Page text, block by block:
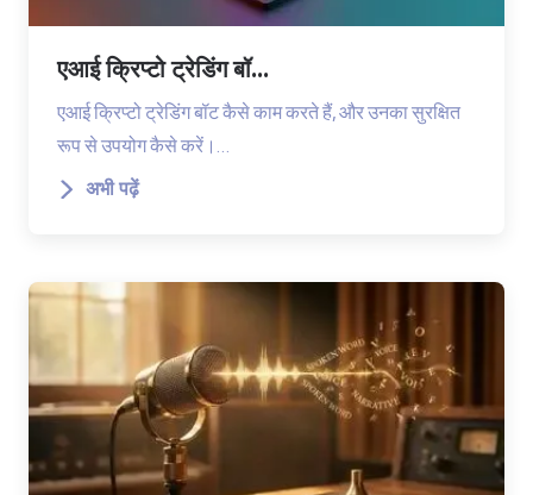
एआई क्रिप्टो ट्रेडिंग बॉ...
एआई क्रिप्टो ट्रेडिंग बॉट कैसे काम करते हैं, और उनका सुरक्षित
रूप से उपयोग कैसे करें।…
अभी पढ़ें